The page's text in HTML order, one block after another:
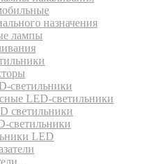
назначения
лампы
светильники
LED-светильники
светильники
светильники
LED